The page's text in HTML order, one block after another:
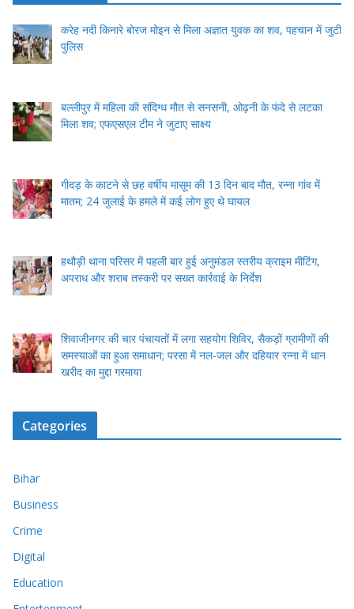
करेह नदी किनारे बोरज मोइन से मिला अज्ञात युवक का शव, पहचान में जुटी
पुलिस
बल्लीपुर में महिला की संदिग्ध मौत से सनसनी, ओढ़नी के फंदे से लटका
मिला शव; एफएसएल टीम ने जुटाए साक्ष्य
गीदड़ के काटने से छह वर्षीय मासूम की 13 दिन बाद मौत, रन्ना गांव में
मातम; 24 जुलाई के हमले में कई लोग हुए थे घायल
हथौड़ी थाना परिसर में पहली बार हुई अनुमंडल स्तरीय क्राइम मीटिंग,
अपराध और शराब तस्करी पर सख्त कार्रवाई के निर्देश
शिवाजीनगर की चार पंचायतों में लगा सहयोग शिविर, सैकड़ों ग्रामीणों की
समस्याओं का हुआ समाधान; परसा में नल-जल और दहियार रन्ना में धान
खरीद का मुद्दा गरमाया
Categories
Bihar
Business
Crime
Digital
Education